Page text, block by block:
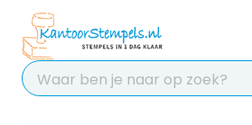
Chat 24/7 met
voor hulp
Contact